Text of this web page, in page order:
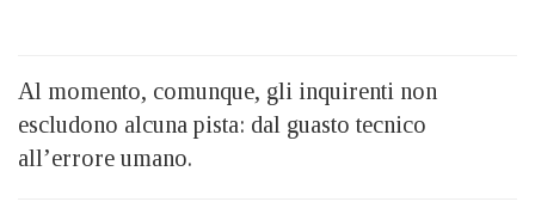
Al momento, comunque, gli inquirenti non
escludono alcuna pista: dal guasto tecnico
all’errore umano.